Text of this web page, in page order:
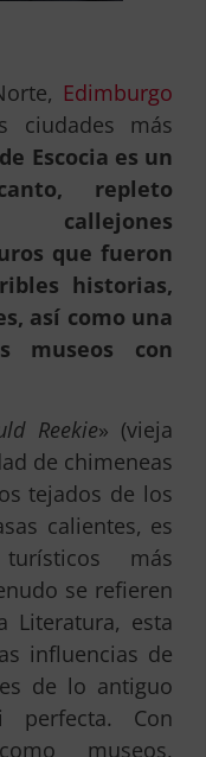
Edimburgo
ciudades más
Escocia es un
repleto
que fueron
historias,
así como una
museos con
Reekie» (vieja
de chimeneas
tejados de los
calientes, es
más
se refieren
Literatura, esta
influencias de
de lo antiguo
Con
museos,